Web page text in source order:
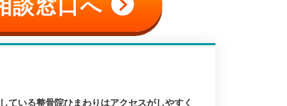
談窓口へ
ている整骨院ひまわりはアクセスがしやすく